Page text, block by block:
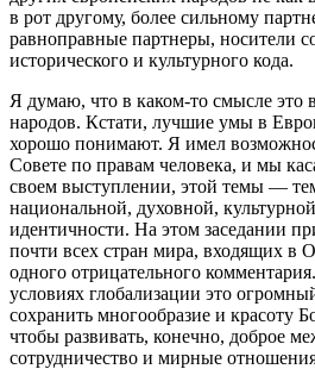
в рот другому, более сильному
равноправные партнеры, носители
исторического и культурного кода.
Я думаю, что в каком-то смысле это
народов. Кстати, лучшие умы в
хорошо понимают. Я имел
Совете по правам человека, и мы
своем выступлении, этой темы —
национальной, духовной,
идентичности. На этом заседании
почти всех стран мира, входящих
одного отрицательного
условиях глобализации это
сохранить многообразие и красоту
чтобы развивать, конечно, доброе
сотрудничество и мирные